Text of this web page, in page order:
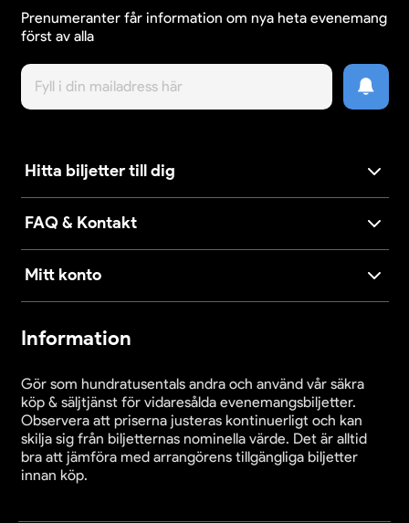
Prenumeranter får information om nya heta evenemang
först av alla
Hitta biljetter till dig
FAQ & Kontakt
Mitt konto
Information
Gör som hundratusentals andra och använd vår säkra
köp & säljtjänst för vidaresålda evenemangsbiljetter.
Observera att priserna justeras kontinuerligt och kan
skilja sig från biljetternas nominella värde. Det är alltid
bra att jämföra med arrangörens tillgängliga biljetter
innan köp.